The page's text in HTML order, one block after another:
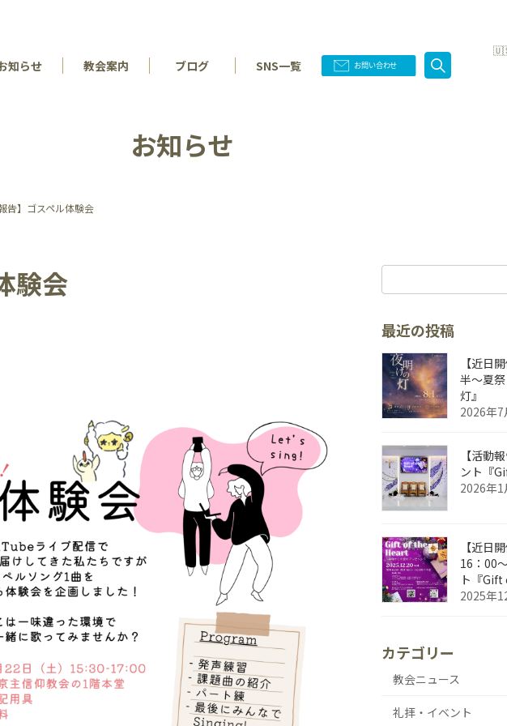
知らせ 教会案内 ブログ SNS一覧
お知らせ
告】ゴスペル体験会
験会
最近の投稿
【近日
半～夏
灯』
2026年7
【活動
ント『
2026年1
【近日
16：00
ト『Gift
2025年
カテゴリー
教会ニュース
礼拝・イベント